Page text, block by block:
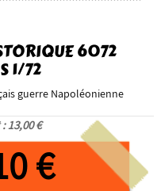
6072
1/72
guerre Napoléonienne
13,00 €
€